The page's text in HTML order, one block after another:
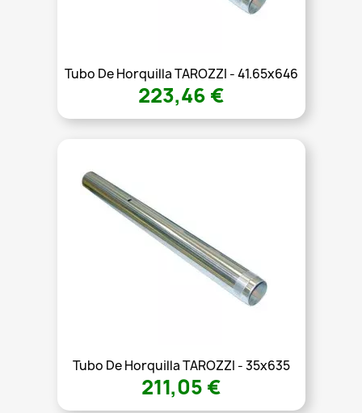
Tubo De Horquilla TAROZZI - 41.65x646
223,46 €
Tubo De Horquilla TAROZZI - 35x635
211,05 €